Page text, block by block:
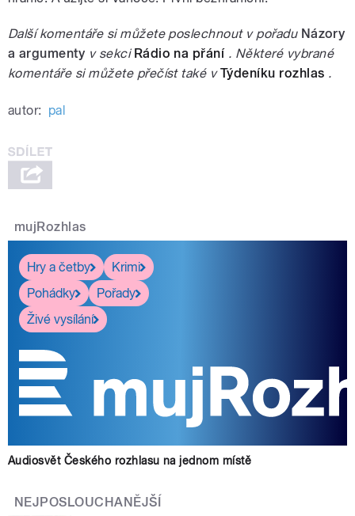
Další komentáře si můžete poslechnout v pořadu Názory
a argumenty v sekci Rádio na přání . Některé vybrané
komentáře si můžete přečíst také vTýdeníku rozhlas .
autor: pal
mujRozhlas
Hry a četby
Krimi
Pohádky
Pořady
Živé vysílání
Audiosvět Českého rozhlasu na jednom místě
NEJPOSLOUCHANĚJŠÍ